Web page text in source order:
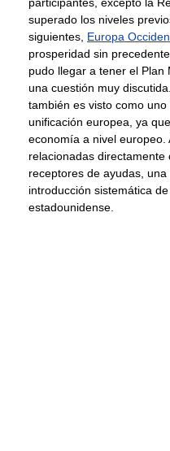
superado los niveles
siguientes, Europa
prosperidad sin
pudo llegar a tener el Plan
una cuestión muy
también es visto como
unificación europea, ya
economía a nivel europeo.
relacionadas
receptores de ayudas,
introducción sistemática
estadounidense.